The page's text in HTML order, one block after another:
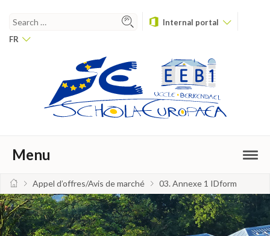
Internal portal
FR
Menu
Appel d’offres/Avis de marché 03. Annexe 1 IDform